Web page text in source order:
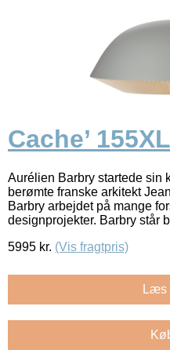
Cache’
Aurélien Barbry startede sin
berømte franske arkitekt
Barbry arbejdet på mange
designprojekter. Barbry står
5995 kr. (Vis fragtpris)
Læs